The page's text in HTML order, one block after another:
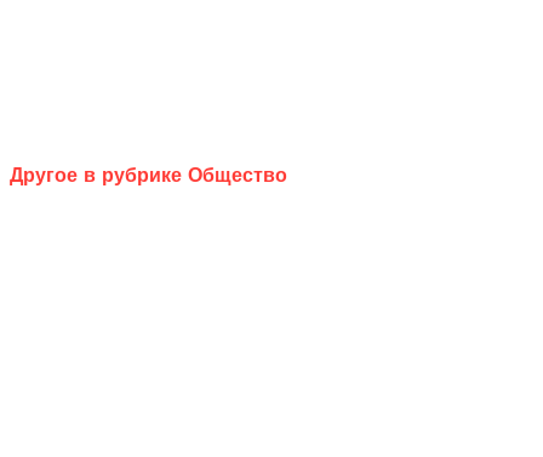
Другое в рубрике Общество